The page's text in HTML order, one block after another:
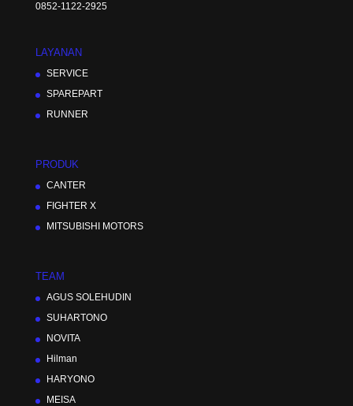
0852-1122-2925
LAYANAN
SERVICE
SPAREPART
RUNNER
PRODUK
CANTER
FIGHTER X
MITSUBISHI MOTORS
TEAM
AGUS SOLEHUDIN
SUHARTONO
NOVITA
Hilman
HARYONO
MEISA